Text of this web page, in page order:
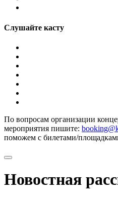
Слушайте касту
По вопросам организации
мероприятия пишите:
поможем с билетами/
Новостная